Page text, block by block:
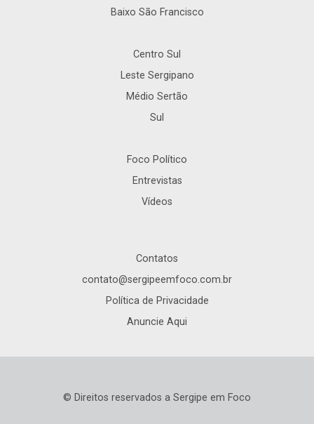
Baixo São Francisco
Centro Sul
Leste Sergipano
Médio Sertão
Sul
Foco Político
Entrevistas
Vídeos
Contatos
contato@sergipeemfoco.com.br
Política de Privacidade
Anuncie Aqui
© Direitos reservados a Sergipe em Foco